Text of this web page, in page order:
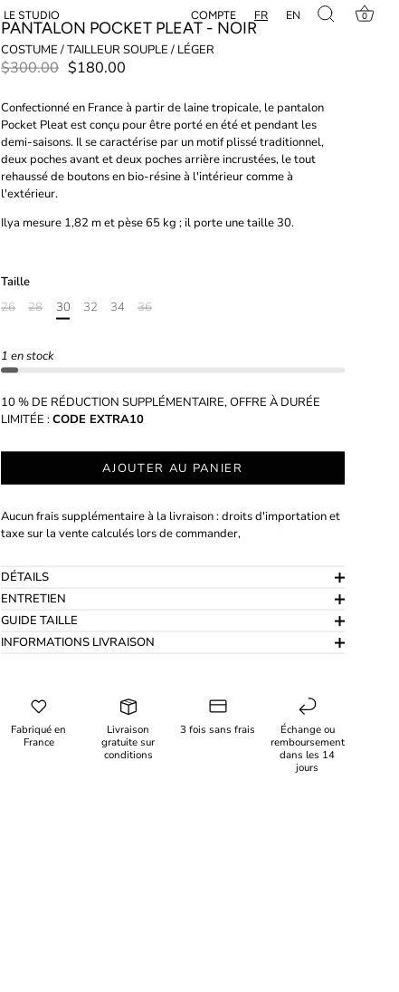
LE STUDIO COMPTE FR EN 0
PANTALON POCKET PLEAT - NOIR
COSTUME / TAILLEUR SOUPLE / LÉGER
$300.00 $180.00
Confectionné en France à partir de laine tropicale, le pantalon
Pocket Pleat est conçu pour être porté en été et pendant les
demi-saisons. Il se caractérise par un motif plissé traditionnel,
deux poches avant et deux poches arrière incrustées, le tout
rehaussé de boutons en bio-résine à l'intérieur comme à
l'extérieur.
Ilya mesure 1,82 m et pèse 65 kg ; il porte une taille 30.
Taille
26
28 30 32 34 36
1 en stock
10 % DE RÉDUCTION SUPPLÉMENTAIRE, OFFRE À DURÉE
LIMITÉE :CODE EXTRA10
AJOUTER AU PANIER
Aucun frais supplémentaire à la livraison : droits d'importation et
taxe sur la vente calculés lors de commander,
DÉTAILS
ENTRETIEN
GUIDE TAILLE
INFORMATIONS LIVRAISON
Fabriqué en
France
Livraison
gratuite sur
conditions
3 fois sans frais
Échange ou
remboursement
dans les 14
jours